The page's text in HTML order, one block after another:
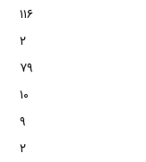
۱۱۶
۲
۷۹
۱۰
۹
۲